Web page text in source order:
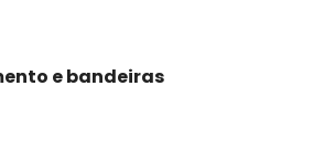
e bandeiras